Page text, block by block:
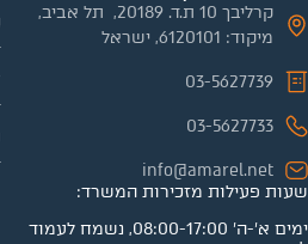
קרליבך 10 ת.ד. 20189, תל אביב,
מיקוד: 6120101, ישראל
03-5627739
03-5627733
info@amarel.net
שעות פעילות מזכירות המשרד:
ימים א'-ה' 08:00-17:00, נשמח לעמוד